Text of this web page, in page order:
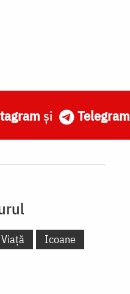
și Telegram
Viață
Icoane